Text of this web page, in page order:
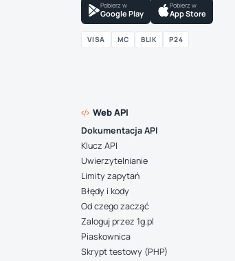
Pobierz w
Google Play
Pobierz w
App Store
VISA MC BLIK P24
Web API
Dokumentacja API
Klucz API
Uwierzytelnianie
Limity zapytań
Błędy i kody
Od czego zacząć
Zaloguj przez 1g.pl
Piaskownica
Skrypt testowy (PHP)